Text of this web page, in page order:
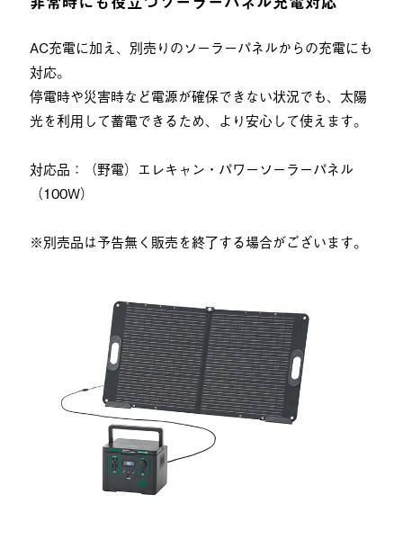
AC充電に加え、別売りのソーラーパネルからの充電にも
対応。
停電時や災害時など電源が確保できない状況でも、太陽
光を利用して蓄電できるため、より安心して使えます。
対応品：（野電）エレキャン・パワーソーラーパネル
（100W）
※別売品は予告無く販売を終了する場合がございます。